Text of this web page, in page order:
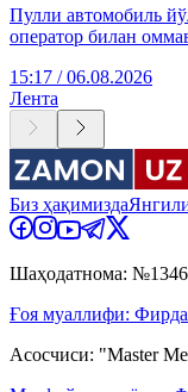
Пулли автомобиль
оператор билан
15:17 / 06.08.2026
Лента
Биз ҳақимизда
Шаҳодатнома: №1346
Ғоя муаллифи:
Асосчиси: "Master